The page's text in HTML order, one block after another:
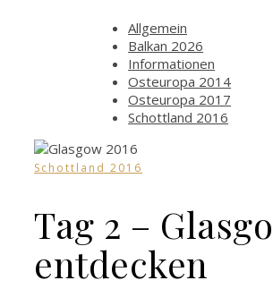
Allgemein
Balkan 2026
Informationen
Osteuropa 2014
Osteuropa 2017
Schottland 2016
Schottland 2016
Tag 2 –
entdecken